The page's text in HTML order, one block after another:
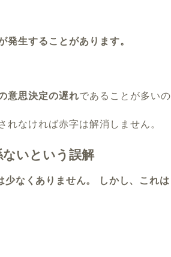
発生することがあります。
意思決定の遅れであることが多いの
なければ赤字は解消しません。
いという誤解
少なくありません。 しかし、これは